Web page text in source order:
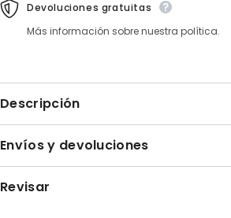
Devoluciones gratuitas
Más información sobre nuestra política.
Descripción
Envíos y devoluciones
Revisar